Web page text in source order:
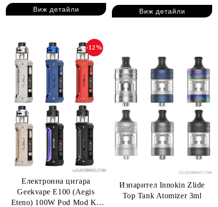
Виж детайли Виж детайли
Електронна цигара
Geekvape E100 (Aegis
Eteno) 100W Pod Mod Kit
-12%
Изпарител Innokin Zlide
Top Tank Atomizer 3ml